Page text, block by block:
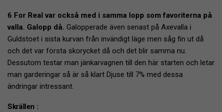
6 For Real var också med i samma lopp som favoriterna på
valla. Galopp då. Galopperade även senast på Axevalla i
Guldstoet i sista kurvan från invändigt läge men såg fin ut då
och det var första skorycket då och det blir samma nu.
Dessutom testar man jänkarvagnen till den här starten och letar
man garderingar så är så klart Djuse till 7% med dessa
ändringar intressant.
Skrällen :